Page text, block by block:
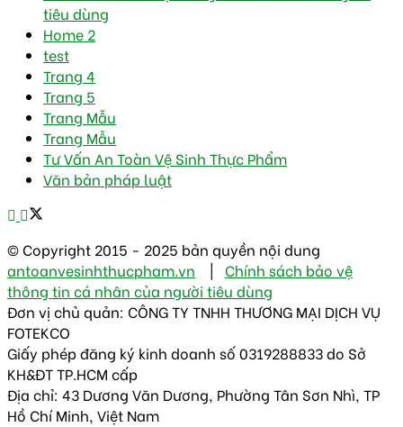
tiêu dùng
Home 2
test
Trang 4
Trang 5
Trang Mẫu
Trang Mẫu
Tư Vấn An Toàn Vệ Sinh Thực Phẩm
Văn bản pháp luật
© Copyright 2015 - 2025 bản quyền nội dung
antoanvesinhthucpham.vn | Chính sách bảo vệ
thông tin cá nhân của người tiêu dùng
Đơn vị chủ quản: CÔNG TY TNHH THƯƠNG MẠI DỊCH VỤ
FOTEKCO
Giấy phép đăng ký kinh doanh số 0319288833 do Sở
KH&ĐT TP.HCM cấp
Địa chỉ: 43 Dương Văn Dương, Phường Tân Sơn Nhì, TP
Hồ Chí Minh, Việt Nam